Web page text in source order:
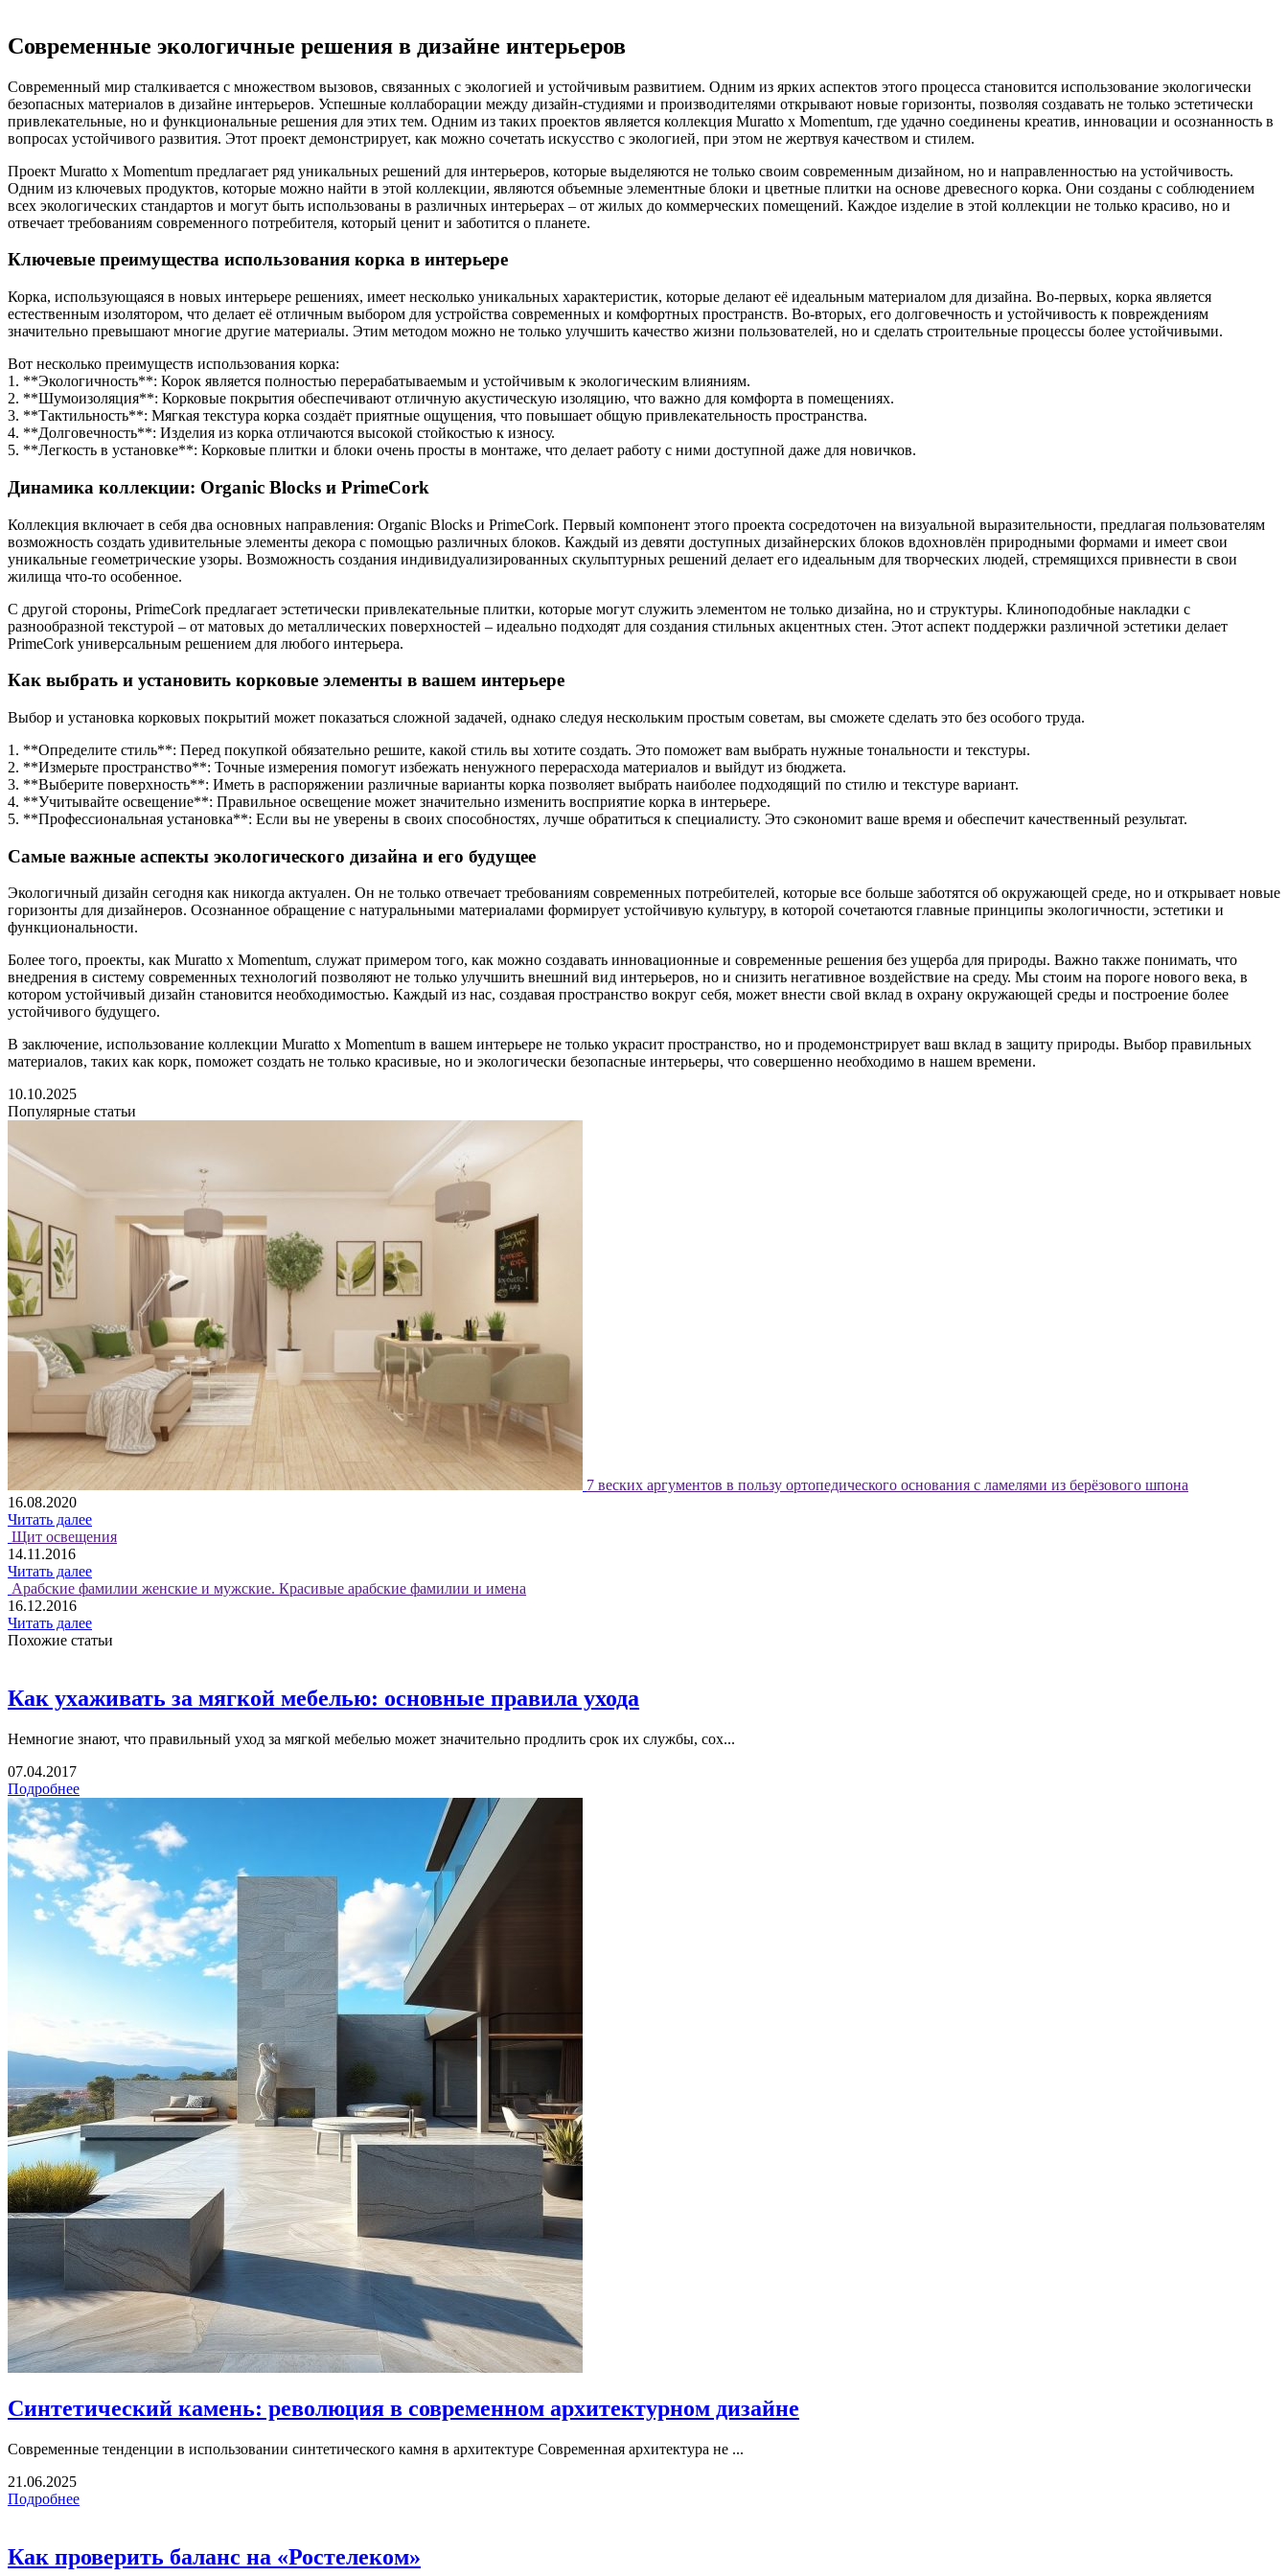
Современные экологичные решения в дизайне интерьеров
Современный мир сталкивается с множеством вызовов, связанных с экологией и устойчивым развитием. Одним из ярких аспектов этого процесса становится использование экологически
безопасных материалов в дизайне интерьеров. Успешные коллаборации между дизайн-студиями и производителями открывают новые горизонты, позволяя создавать не только эстетически
привлекательные, но и функциональные решения для этих тем. Одним из таких проектов является коллекция Muratto x Momentum, где удачно соединены креатив, инновации и осознанность в
вопросах устойчивого развития. Этот проект демонстрирует, как можно сочетать искусство с экологией, при этом не жертвуя качеством и стилем.
Проект Muratto x Momentum предлагает ряд уникальных решений для интерьеров, которые выделяются не только своим современным дизайном, но и направленностью на устойчивость.
Одним из ключевых продуктов, которые можно найти в этой коллекции, являются объемные элементные блоки и цветные плитки на основе древесного корка. Они созданы с соблюдением
всех экологических стандартов и могут быть использованы в различных интерьерах – от жилых до коммерческих помещений. Каждое изделие в этой коллекции не только красиво, но и
отвечает требованиям современного потребителя, который ценит и заботится о планете.
Ключевые преимущества использования корка в интерьере
Корка, использующаяся в новых интерьере решениях, имеет несколько уникальных характеристик, которые делают её идеальным материалом для дизайна. Во-первых, корка является
естественным изолятором, что делает её отличным выбором для устройства современных и комфортных пространств. Во-вторых, его долговечность и устойчивость к повреждениям
значительно превышают многие другие материалы. Этим методом можно не только улучшить качество жизни пользователей, но и сделать строительные процессы более устойчивыми.
Вот несколько преимуществ использования корка:
1. **Экологичность**: Корок является полностью перерабатываемым и устойчивым к экологическим влияниям.
2. **Шумоизоляция**: Корковые покрытия обеспечивают отличную акустическую изоляцию, что важно для комфорта в помещениях.
3. **Тактильность**: Мягкая текстура корка создаёт приятные ощущения, что повышает общую привлекательность пространства.
4. **Долговечность**: Изделия из корка отличаются высокой стойкостью к износу.
5. **Легкость в установке**: Корковые плитки и блоки очень просты в монтаже, что делает работу с ними доступной даже для новичков.
Динамика коллекции: Organic Blocks и PrimeCork
Коллекция включает в себя два основных направления: Organic Blocks и PrimeCork. Первый компонент этого проекта сосредоточен на визуальной выразительности, предлагая пользователям
возможность создать удивительные элементы декора с помощью различных блоков. Каждый из девяти доступных дизайнерских блоков вдохновлён природными формами и имеет свои
уникальные геометрические узоры. Возможность создания индивидуализированных скульптурных решений делает его идеальным для творческих людей, стремящихся привнести в свои
жилища что-то особенное.
С другой стороны, PrimeCork предлагает эстетически привлекательные плитки, которые могут служить элементом не только дизайна, но и структуры. Клиноподобные накладки с
разнообразной текстурой – от матовых до металлических поверхностей – идеально подходят для создания стильных акцентных стен. Этот аспект поддержки различной эстетики делает
PrimeCork универсальным решением для любого интерьера.
Как выбрать и установить корковые элементы в вашем интерьере
Выбор и установка корковых покрытий может показаться сложной задачей, однако следуя нескольким простым советам, вы сможете сделать это без особого труда.
1. **Определите стиль**: Перед покупкой обязательно решите, какой стиль вы хотите создать. Это поможет вам выбрать нужные тональности и текстуры.
2. **Измерьте пространство**: Точные измерения помогут избежать ненужного перерасхода материалов и выйдут из бюджета.
3. **Выберите поверхность**: Иметь в распоряжении различные варианты корка позволяет выбрать наиболее подходящий по стилю и текстуре вариант.
4. **Учитывайте освещение**: Правильное освещение может значительно изменить восприятие корка в интерьере.
5. **Профессиональная установка**: Если вы не уверены в своих способностях, лучше обратиться к специалисту. Это сэкономит ваше время и обеспечит качественный результат.
Самые важные аспекты экологического дизайна и его будущее
Экологичный дизайн сегодня как никогда актуален. Он не только отвечает требованиям современных потребителей, которые все больше заботятся об окружающей среде, но и открывает новые
горизонты для дизайнеров. Осознанное обращение с натуральными материалами формирует устойчивую культуру, в которой сочетаются главные принципы экологичности, эстетики и
функциональности.
Более того, проекты, как Muratto x Momentum, служат примером того, как можно создавать инновационные и современные решения без ущерба для природы. Важно также понимать, что
внедрения в систему современных технологий позволяют не только улучшить внешний вид интерьеров, но и снизить негативное воздействие на среду. Мы стоим на пороге нового века, в
котором устойчивый дизайн становится необходимостью. Каждый из нас, создавая пространство вокруг себя, может внести свой вклад в охрану окружающей среды и построение более
устойчивого будущего.
В заключение, использование коллекции Muratto x Momentum в вашем интерьере не только украсит пространство, но и продемонстрирует ваш вклад в защиту природы. Выбор правильных
материалов, таких как корк, поможет создать не только красивые, но и экологически безопасные интерьеры, что совершенно необходимо в нашем времени.
10.10.2025
Популярные статьи
7 веских аргументов в пользу ортопедического основания с ламелями из берёзового шпона
16.08.2020
Читать далее
Щит освещения
14.11.2016
Читать далее
Арабские фамилии женские и мужские. Красивые арабские фамилии и имена
16.12.2016
Читать далее
Похожие статьи
Как ухаживать за мягкой мебелью: основные правила ухода
Немногие знают, что правильный уход за мягкой мебелью может значительно продлить срок их службы, сох...
07.04.2017
Подробнее
Синтетический камень: революция в современном архитектурном дизайне
Современные тенденции в использовании синтетического камня в архитектуре Современная архитектура не ...
21.06.2025
Подробнее
Как проверить баланс на «Ростелеком»